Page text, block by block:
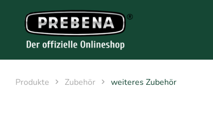
Produkte Zubehör weiteres Zubehör